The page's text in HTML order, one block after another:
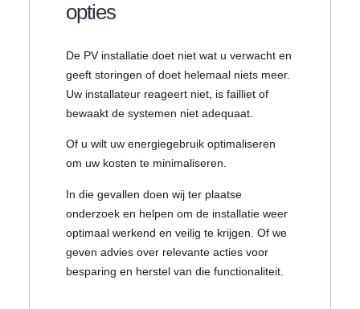
opties
De PV installatie doet niet wat u verwacht en
geeft storingen of doet helemaal niets meer.
Uw installateur reageert niet, is failliet of
bewaakt de systemen niet adequaat.
Of u wilt uw energiegebruik optimaliseren
om uw kosten te minimaliseren.
In die gevallen doen wij ter plaatse
onderzoek en helpen om de installatie weer
optimaal werkend en veilig te krijgen. Of we
geven advies over relevante acties voor
besparing en herstel van die functionaliteit.